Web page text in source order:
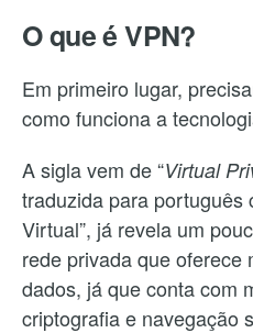
O que é VPN?
Em primeiro lugar,
como funciona a
A sigla vem de “Virtual
traduzida para português
Virtual”, já revela um
rede privada que oferece
dados, já que conta com
criptografia e navegação